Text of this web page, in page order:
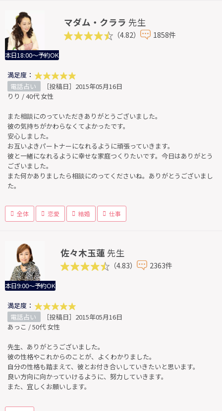
本日18:00～予約OK
マダム・クララ 先生
（4.82） 1858件
満足度：
電話占い
［投稿日］2015年05月16日
りり / 40代 女性
また相談にのっていただきありがとうございました。
彼の気持ちがかわらなくてよかったです。
安心しました。
お互いよきパートナーになれるように頑張っていきます。
彼と一緒になれるように幸せな家庭つくりたいです。今日はありがとう
ございました。
また何かありましたら相談にのってくださいね。ありがとうございまし
た。
全体 恋愛 結婚 仕事
本日9:00～予約OK
佐々木玉蓮 先生
（4.83） 2363件
満足度：
電話占い
［投稿日］2015年05月16日
あっこ / 50代 女性
先生、ありがとうございました。
彼の性格やこれからのことが、よくわかりました。
自分の性格も踏まえて、彼とお付き合いしていきたいと思います。
良い方向に向かっていけるように、努力していきます。
また、宜しくお願いします。